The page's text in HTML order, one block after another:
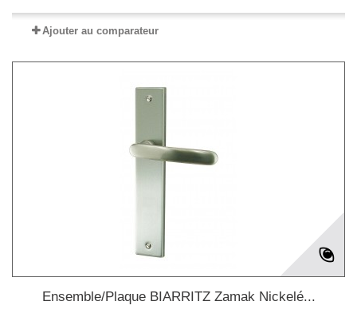
Ajouter au comparateur
Ensemble/Plaque BIARRITZ Zamak Nickelé...